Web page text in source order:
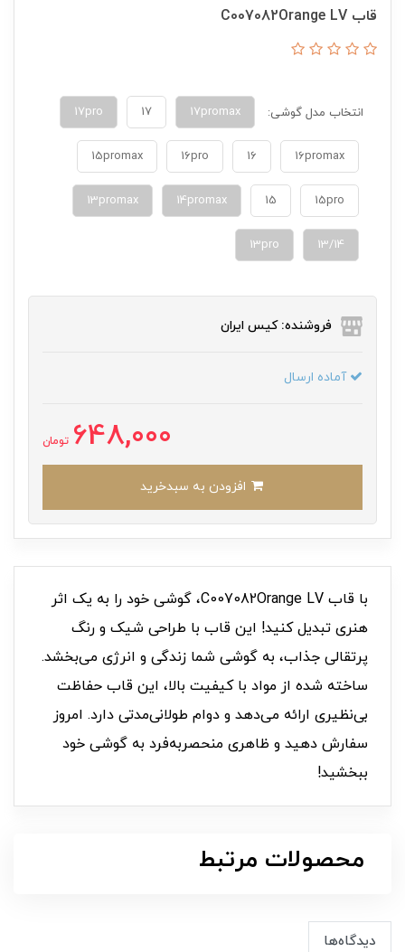
قاب C007082Orange LV
انتخاب مدل گوشی: 17promax
17
17pro
16promax
16
16pro
15promax
15pro
15
14promax
13promax
13/14
13pro
فروشنده: کیس ایران
آماده ارسال
648,000 تومان
با قاب C007082Orange LV، گوشی خود را به یک اثر
هنری تبدیل کنید! این قاب با طراحی شیک و رنگ
پرتقالی جذاب، به گوشی شما زندگی و انرژی می‌بخشد.
ساخته شده از مواد با کیفیت بالا، این قاب حفاظت
بی‌نظیری ارائه می‌دهد و دوام طولانی‌مدتی دارد. امروز
سفارش دهید و ظاهری منحصربه‌فرد به گوشی خود
ببخشید!
محصولات مرتبط
دیدگاه‌ها